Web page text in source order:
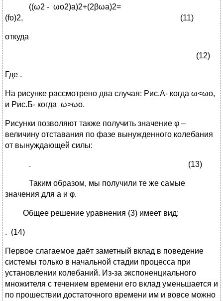
((ω2 - ωo2)a)2+(2βωa)2=
(fo)2, (11)
откуда
(12)
Где .
На рисунке рассмотрено два случая: Рис.А- когда ω<ωo,
и Рис.Б- когда ω>ωo.
Рисунки позволяют также получить значение φ –
величину отставания по фазе вынужденного колебания
от вынуждающей силы:
. (13)
Таким образом, мы получили те же самые
значения для а и φ.
Общее решение уравнения (3) имеет вид:
. (14)
Первое слагаемое даёт заметный вклад в поведение
системы только в начальной стадии процесса при
установлении колебаний. Из-за экспоненциального
множителя с течением времени его вклад уменьшается и
по прошествии достаточного времени им и вовсе можно